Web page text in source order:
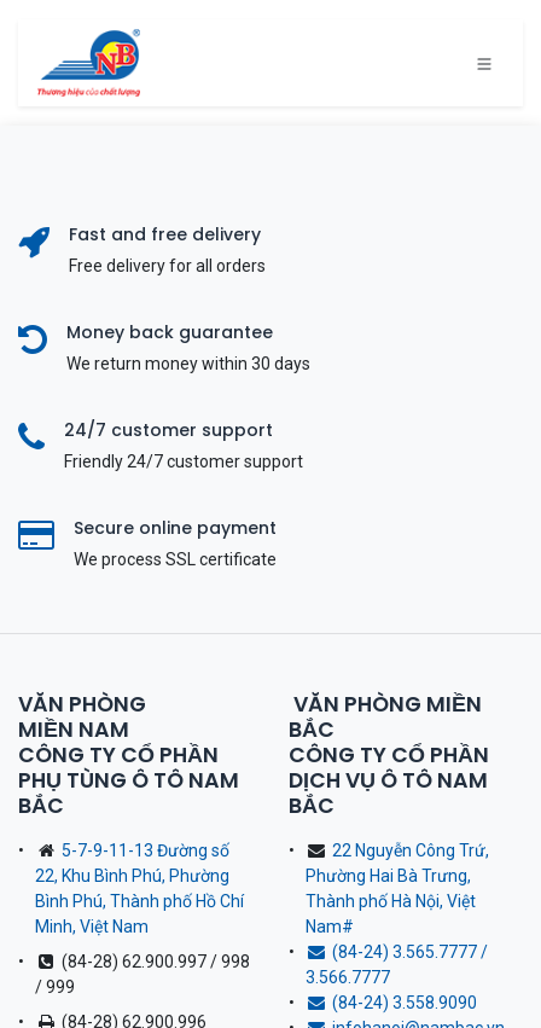
Fast and free delivery
Free delivery for all orders
Money back guarantee
We return money within 30 days
24/7 customer support
Friendly 24/7 customer support
Secure online payment
We process SSL сertificate
VĂN PHÒNG
MIỀN NAM
CÔNG TY CỔ PHẦN
PHỤ TÙNG Ô TÔ NAM
BẮC
5-7-9-11-13 Đường số
22, Khu Bình Phú, Phường
Bình Phú, Thành phố Hồ Chí
Minh, Việt Nam
(84-28) 62.900.997 / 998
/ 999
(84-28) 62.900.996
VĂN PHÒNG MIỀN
BẮC
CÔNG TY CỔ PHẦN
DỊCH VỤ Ô TÔ NAM
BẮC
22 Nguyễn Công Trứ,
Phường Hai Bà Trưng,
Thành phố Hà Nội, Việt
Nam#
(84-24) 3.565.7777 /
3.566.7777
(84-24) 3.558.9090